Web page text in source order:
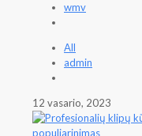
wmv
All
admin
12 vasario, 2023